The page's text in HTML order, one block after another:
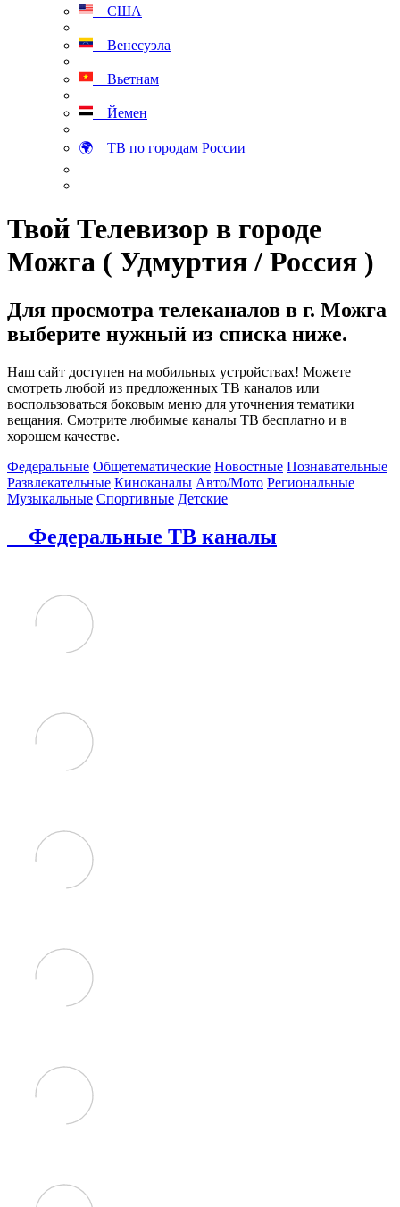
США
Венесуэла
Вьетнам
Йемен
🌍 ТВ по городам России
Твой Телевизор в городе
Можга ( Удмуртия / Россия )
Для просмотра телеканалов в г. Можга
выберите нужный из списка ниже.
Наш сайт доступен на мобильных устройствах! Можете
смотреть любой из предложенных ТВ каналов или
воспользоваться боковым меню для уточнения тематики
вещания. Смотрите любимые каналы ТВ бесплатно и в
хорошем качестве.
Федеральные Общетематические Новостные Познавательные
Развлекательные Киноканалы Авто/Мото Региональные
Музыкальные Спортивные Детские
Федеральные ТВ каналы